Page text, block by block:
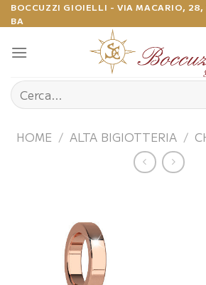
Salta
ai
contenuti
BOCCUZZI GIOIELLI - VIA MACARIO,
BA
Cerca:
HOME / ALTA BIGIOTTERIA /